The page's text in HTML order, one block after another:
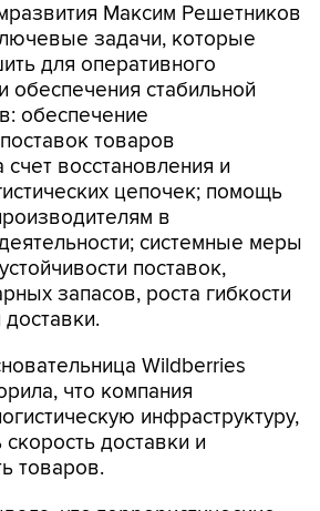
Максим Решетников
задачи, которые
для оперативного
обеспечения стабильной
обеспечение
товаров
восстановления и
цепочек; помощь
в
системные меры
поставок,
запасов, роста гибкости
доставки.
Wildberries
что компания
инфраструктуру,
доставки и
товаров.